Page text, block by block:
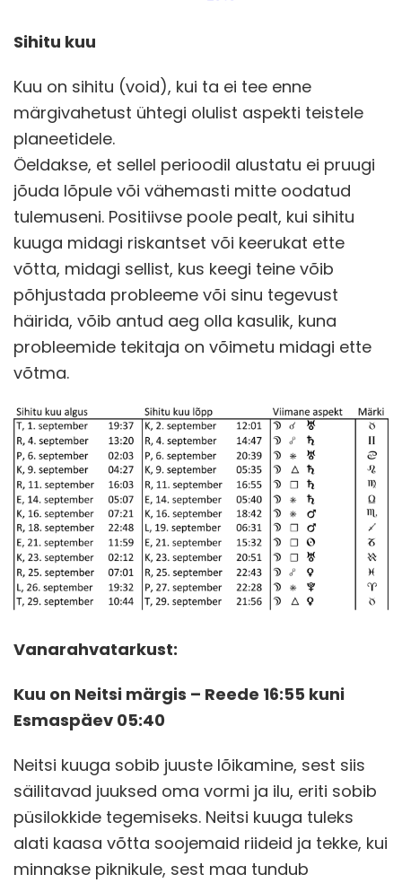
Sihitu kuu
Kuu on sihitu (void), kui ta ei tee enne
märgivahetust ühtegi olulist aspekti teistele
planeetidele.
Öeldakse, et sellel perioodil alustatu ei pruugi
jõuda lõpule või vähemasti mitte oodatud
tulemuseni. Positiivse poole pealt, kui sihitu
kuuga midagi riskantset või keerukat ette
võtta, midagi sellist, kus keegi teine võib
põhjustada probleeme või sinu tegevust
häirida, võib antud aeg olla kasulik, kuna
probleemide tekitaja on võimetu midagi ette
võtma.
Vanarahvatarkust:
Kuu on Neitsi märgis – Reede 16:55 kuni
Esmaspäev 05:40
Neitsi kuuga sobib juuste lõikamine, sest siis
säilitavad juuksed oma vormi ja ilu, eriti sobib
püsilokkide tegemiseks. Neitsi kuuga tuleks
alati kaasa võtta soojemaid riideid ja tekke, kui
minnakse piknikule, sest maa tundub